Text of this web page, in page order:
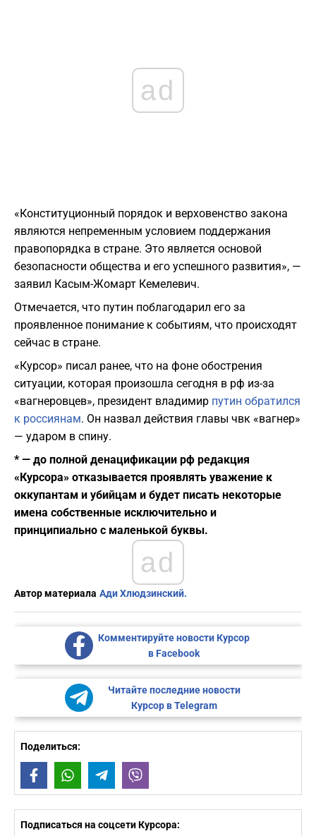
ad
«Конституционный порядок и верховенство закона
являются непременным условием поддержания
правопорядка в стране. Это является основой
безопасности общества и его успешного развития», —
заявил Касым-Жомарт Кемелевич.
Отмечается, что путин поблагодарил его за
проявленное понимание к событиям, что происходят
сейчас в стране.
«Курсор» писал ранее, что на фоне обострения
ситуации, которая произошла сегодня в рф из-за
«вагнеровцев», президент владимир путин обратился
к россиянам. Он назвал действия главы чвк «вагнер»
— ударом в спину.
* — до полной денацификации рф редакция
«Курсора» отказывается проявлять уважение к
оккупантам и убийцам и будет писать некоторые
имена собственные исключительно и
принципиально с маленькой буквы.
ad
Автор материала Ади Хлюдзинский.
Комментируйте новости Курсор
в Facebook
Читайте последние новости
Курсор в Telegram
Поделиться:
FacebookWhatsAppTelegram
Подписаться на соцсети Курсора: